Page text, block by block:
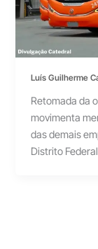
Luís Guilherme
Retomada da
movimenta
das demais
Distrito Federal